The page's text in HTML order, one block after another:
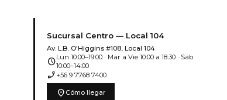
Sucursal Centro — Local 104
Av. L.B. O'Higgins #108, Local 104
scheduleLun 10:00–19:00 · Mar a Vie 10:00 a 18:30 · Sáb
10:00–14:00
phone_enabled +56 9 7768 7400
location_on Cómo llegar